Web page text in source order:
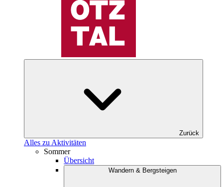
Zurück
Alles zu Aktivitäten
Sommer
Übersicht
Wandern & Bergsteigen